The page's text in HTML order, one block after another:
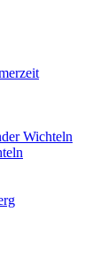
Wichteln